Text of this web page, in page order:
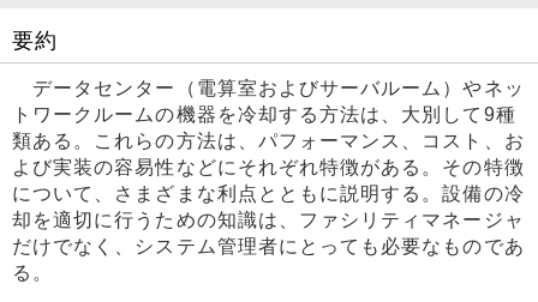
要約
データセンター（電算室およびサーバルーム）やネッ
トワークルームの機器を冷却する方法は、大別して9種
類ある。これらの方法は、パフォーマンス、コスト、お
よび実装の容易性などにそれぞれ特徴がある。その特徴
について、さまざまな利点とともに説明する。設備の冷
却を適切に行うための知識は、ファシリティマネージャ
だけでなく、システム管理者にとっても必要なものであ
る。